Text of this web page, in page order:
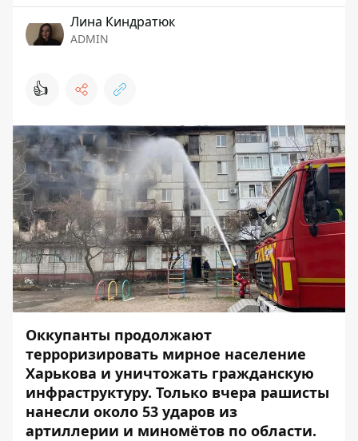
Лина Киндратюк
ADMIN
👍
Оккупанты продолжают
терроризировать мирное население
Харькова и уничтожать гражданскую
инфраструктуру. Только вчера рашисты
нанесли около 53 ударов из
артиллерии и миномётов по области.